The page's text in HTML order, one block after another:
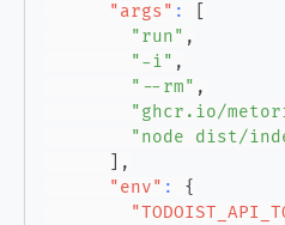
"args" :
"run" ,
"-i" ,
"--rm" ,
"ghcr.io/
"node dist/
,
"env" :
{